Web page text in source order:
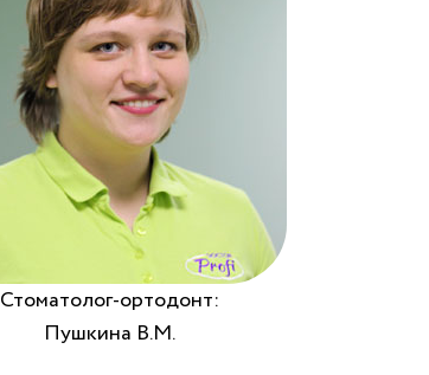
Стоматолог-ортодонт:
Пушкина В.М.